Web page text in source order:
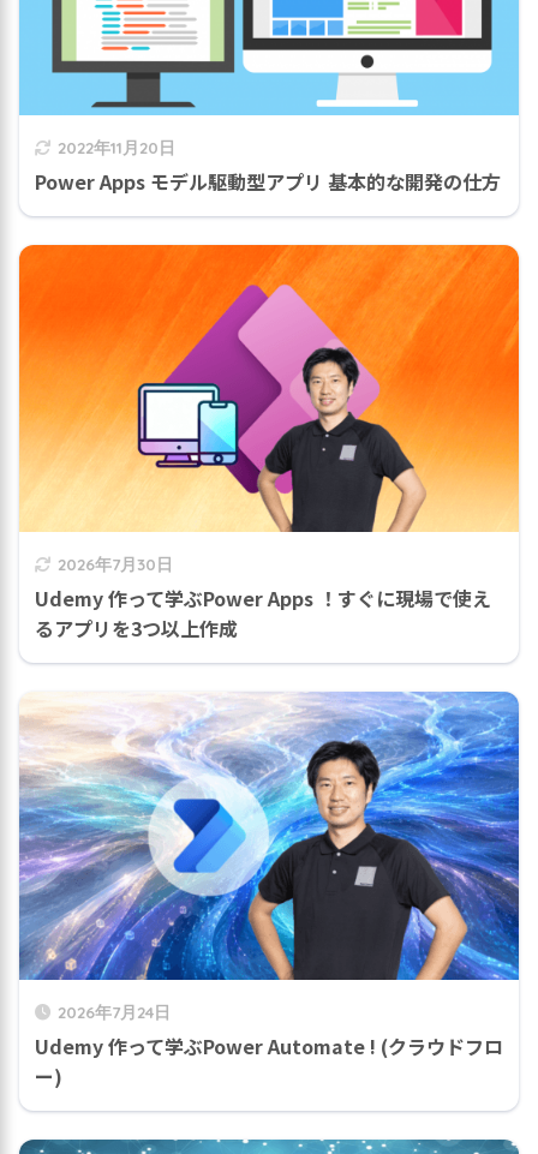
2022年11月20日
Power Apps モデル駆動型アプリ 基本的な開発の仕方
2026年7月30日
Udemy 作って学ぶPower Apps ！すぐに現場で使え
るアプリを3つ以上作成
2026年7月24日
Udemy 作って学ぶPower Automate ! (クラウドフロ
ー)